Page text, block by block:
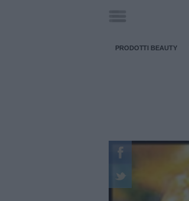
PRODOTTI BEAUTY